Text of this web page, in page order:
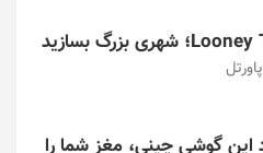
پاورتل
این گوشی چینی، مغز شما را